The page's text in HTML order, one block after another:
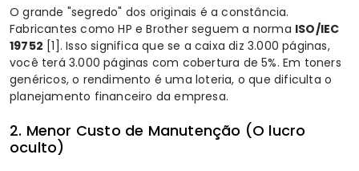
O grande "segredo" dos originais é a constância.
Fabricantes como HP e Brother seguem a norma ISO/IEC
19752 [1]. Isso significa que se a caixa diz 3.000 páginas,
você terá 3.000 páginas com cobertura de 5%. Em toners
genéricos, o rendimento é uma loteria, o que dificulta o
planejamento financeiro da empresa.
2. Menor Custo de Manutenção (O lucro
oculto)